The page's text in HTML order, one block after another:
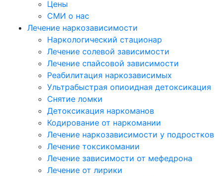
Цены
СМИ о нас
Лечение наркозависимости
Наркологический стационар
Лечение солевой зависимости
Лечение спайсовой зависимости
Реабилитация наркозависимых
Ультрабыстрая опиоидная детоксикация
Снятие ломки
Детоксикация наркоманов
Кодирование от наркомании
Лечение наркозависимости у подростков
Лечение токсикомании
Лечение зависимости от мефедрона
Лечение от лирики